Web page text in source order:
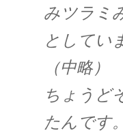
みツラミ
としてい
（中略）
ちょうど
たんです